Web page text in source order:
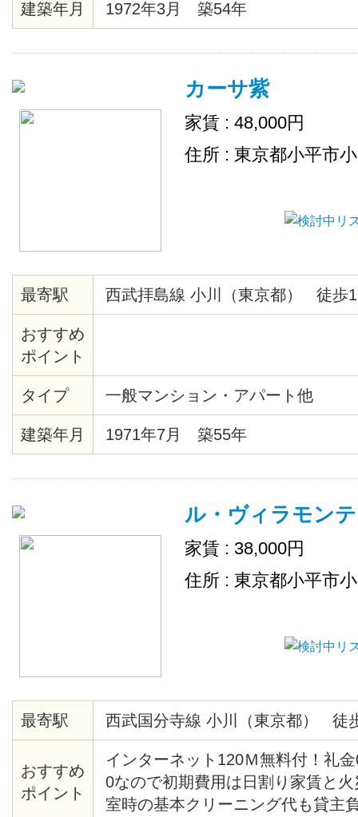
建築年月 1972年3月 築54年
カーサ紫
家賃 : 48,000円
住所 : 東京都小平市
最寄駅 西武拝島線 小川（東京都） 徒歩
おすすめ
ポイント
タイプ 一般マンション・アパート他
建築年月 1971年7月 築55年
ル・ヴィラモン
家賃 : 38,000円
住所 : 東京都小平市
最寄駅 西武国分寺線 小川（東京都） 徒
おすすめ
ポイント
インターネット120Ｍ無料付！礼
0なので初期費用は日割り家賃と
室時の基本クリーニング代も貸主